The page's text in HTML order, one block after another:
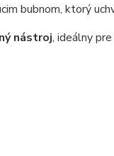
bubnom, ktorý
nástroj, ideálny